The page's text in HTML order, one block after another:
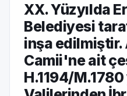
XX. Yüzyılda
Belediyesi
inşa edilmiştir.
Camii'ne ait
H.1194/M.1780